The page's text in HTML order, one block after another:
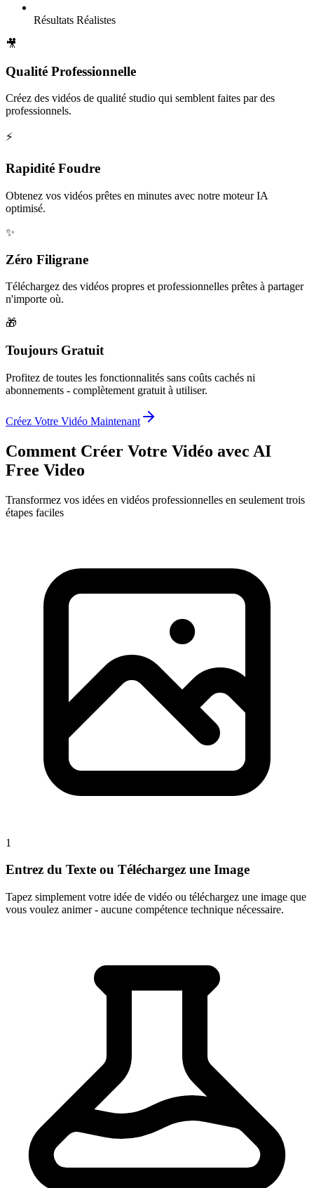
Résultats Réalistes
🎥
Qualité Professionnelle
Créez des vidéos de qualité studio qui semblent faites par des
professionnels.
⚡
Rapidité Foudre
Obtenez vos vidéos prêtes en minutes avec notre moteur IA
optimisé.
✨
Zéro Filigrane
Téléchargez des vidéos propres et professionnelles prêtes à partager
n'importe où.
🎁
Toujours Gratuit
Profitez de toutes les fonctionnalités sans coûts cachés ni
abonnements - complètement gratuit à utiliser.
Créez Votre Vidéo Maintenant
Comment Créer Votre Vidéo avec AI
Free Video
Transformez vos idées en vidéos professionnelles en seulement trois
étapes faciles
1
Entrez du Texte ou Téléchargez une Image
Tapez simplement votre idée de vidéo ou téléchargez une image que
vous voulez animer - aucune compétence technique nécessaire.